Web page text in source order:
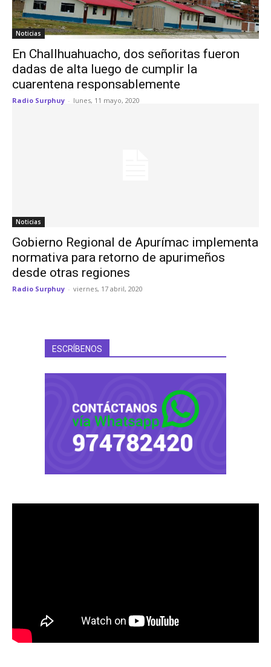
Noticias
En Challhuahuacho, dos señoritas fueron
dadas de alta luego de cumplir la
cuarentena responsablemente
Radio Surphuy - lunes, 11 mayo, 2020
Noticias
Gobierno Regional de Apurímac implementa
normativa para retorno de apurimeños
desde otras regiones
Radio Surphuy - viernes, 17 abril, 2020
ESCRÍBENOS